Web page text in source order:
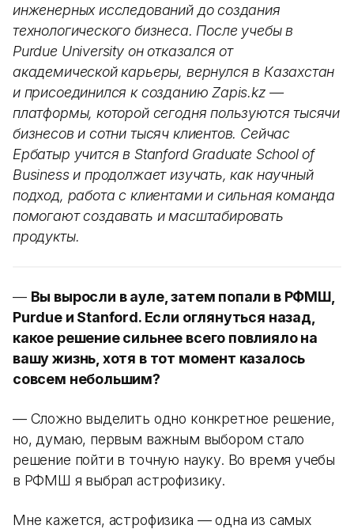
инженерных исследований до создания
технологического бизнеса. После учебы в
Purdue University он отказался от
академической карьеры, вернулся в Казахстан
и присоединился к созданию Zapis.kz —
платформы, которой сегодня пользуются тысячи
бизнесов и сотни тысяч клиентов. Сейчас
Ербатыр учится в Stanford Graduate School of
Business и продолжает изучать, как научный
подход, работа с клиентами и сильная команда
помогают создавать и масштабировать
продукты.
— Вы выросли в ауле, затем попали в РФМШ,
Purdue и Stanford. Если оглянуться назад,
какое решение сильнее всего повлияло на
вашу жизнь, хотя в тот момент казалось
совсем небольшим?
— Сложно выделить одно конкретное решение,
но, думаю, первым важным выбором стало
решение пойти в точную науку. Во время учебы
в РФМШ я выбрал астрофизику.
Мне кажется, астрофизика — одна из самых